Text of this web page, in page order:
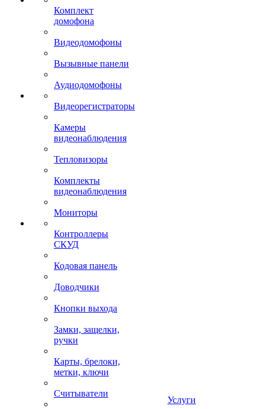
Комплект
домофона
Видеодомофоны
Вызывные панели
Аудиодомофоны
Видеорегистраторы
Камеры
видеонаблюдения
Тепловизоры
Комплекты
видеонаблюдения
Мониторы
Контроллеры
СКУД
Кодовая панель
Доводчики
Кнопки выхода
Замки, защелки,
ручки
Карты, брелоки,
метки, ключи
Считыватели
Услуги